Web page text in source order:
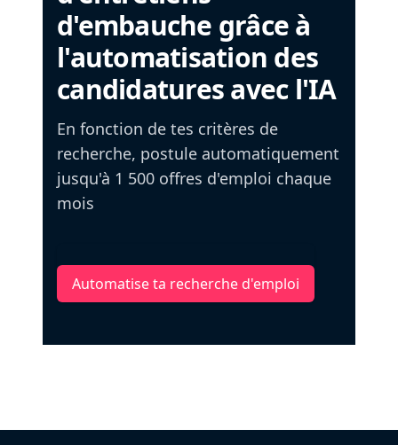
d'embauche grâce à
l'automatisation des
candidatures avec l'IA
En fonction de tes critères de
recherche, postule automatiquement
jusqu'à 1 500 offres d'emploi chaque
mois
Automatise ta recherche d'emploi